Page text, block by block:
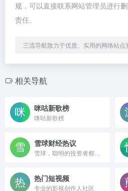
规，可以直接联系网站管理员进行
责任。
三流导航致力于优质、实用的网络站点
相关导航
咪咕新歌榜
咪咕新歌榜
雪球财经热议
热门短视频
专业的影视创作人社区